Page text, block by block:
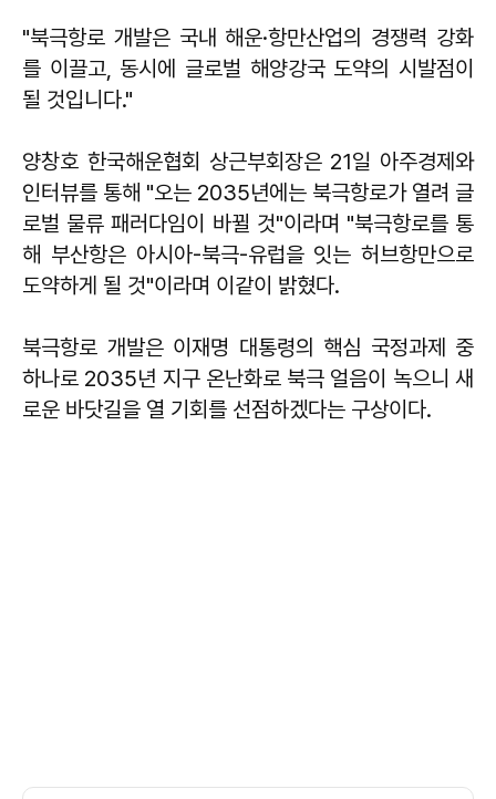
"북극항로 개발은 국내 해운·항만산업의 경쟁력 강화
를 이끌고, 동시에 글로벌 해양강국 도약의 시발점이
될 것입니다."
양창호 한국해운협회 상근부회장은 21일 아주경제와
인터뷰를 통해 "오는 2035년에는 북극항로가 열려 글
로벌 물류 패러다임이 바뀔 것"이라며 "북극항로를 통
해 부산항은 아시아-북극-유럽을 잇는 허브항만으로
도약하게 될 것"이라며 이같이 밝혔다.
북극항로 개발은 이재명 대통령의 핵심 국정과제 중
하나로 2035년 지구 온난화로 북극 얼음이 녹으니 새
로운 바닷길을 열 기회를 선점하겠다는 구상이다.